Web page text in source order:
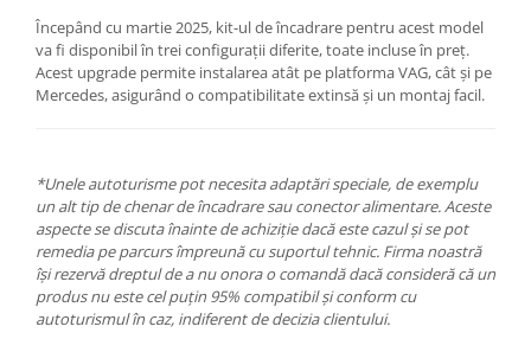
Începând cu martie 2025, kit-ul de încadrare pentru acest model
va fi disponibil în trei configurații diferite, toate incluse în preț.
Acest upgrade permite instalarea atât pe platforma VAG, cât și pe
Mercedes, asigurând o compatibilitate extinsă și un montaj facil.
*Unele autoturisme pot necesita adaptări speciale, de exemplu
un alt tip de chenar de încadrare sau conector alimentare. Aceste
aspecte se discuta înainte de achiziție dacă este cazul și se pot
remedia pe parcurs împreună cu suportul tehnic. Firma noastră
își rezervă dreptul de a nu onora o comandă dacă consideră că un
produs nu este cel puțin 95% compatibil și conform cu
autoturismul în caz, indiferent de decizia clientului.